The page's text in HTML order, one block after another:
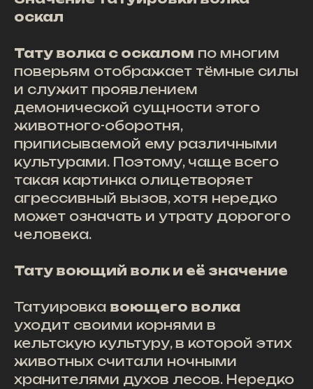
оскал
Тату волка с оскалом по многим
поверьям отображает тёмные силы
и служит проявлением
демонической сущности этого
животного-оборотня,
приписываемой ему различными
культурами. Поэтому, чаще всего
такая картинка олицетворяет
агрессивный вызов, хотя нередко
может означать и утрату дорогого
человека.
Тату воющий волк и её значение
Татуировка воющего волка
уходит своими корнями в
кельтскую культуру, в которой этих
животных считали ночными
хранителями духов лесов. Нередко